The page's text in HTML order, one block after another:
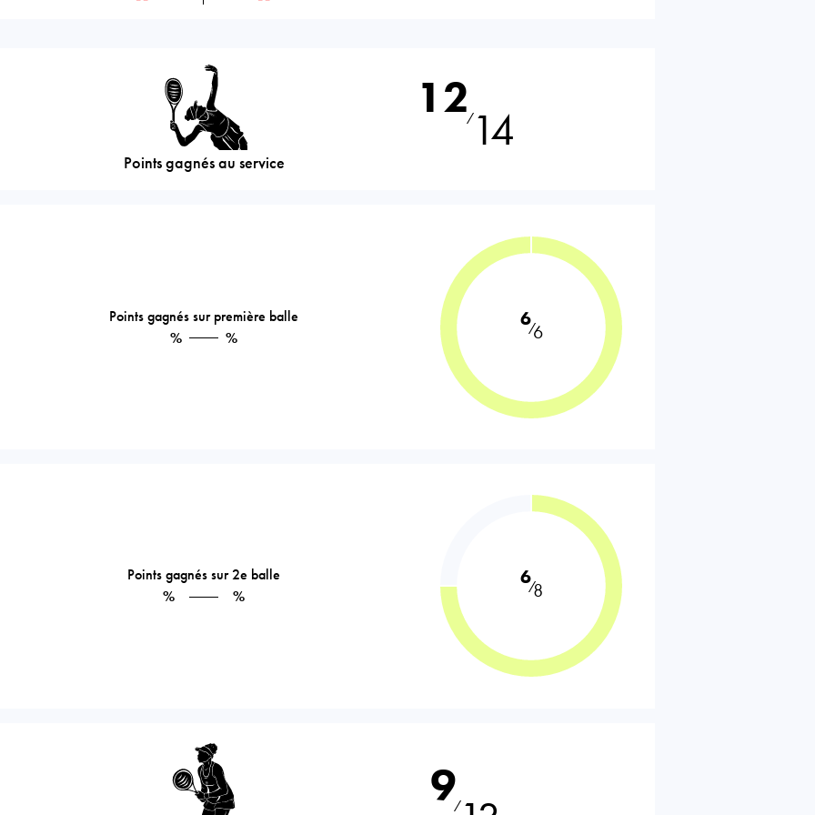
Points gagnés au service
12⁄14
Points gagnés sur première balle
%
%
6⁄6
Points gagnés sur 2e balle
%
%
6⁄8
9⁄